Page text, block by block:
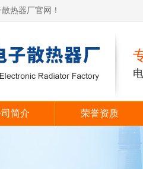
热器厂官网！
简介 荣誉资质